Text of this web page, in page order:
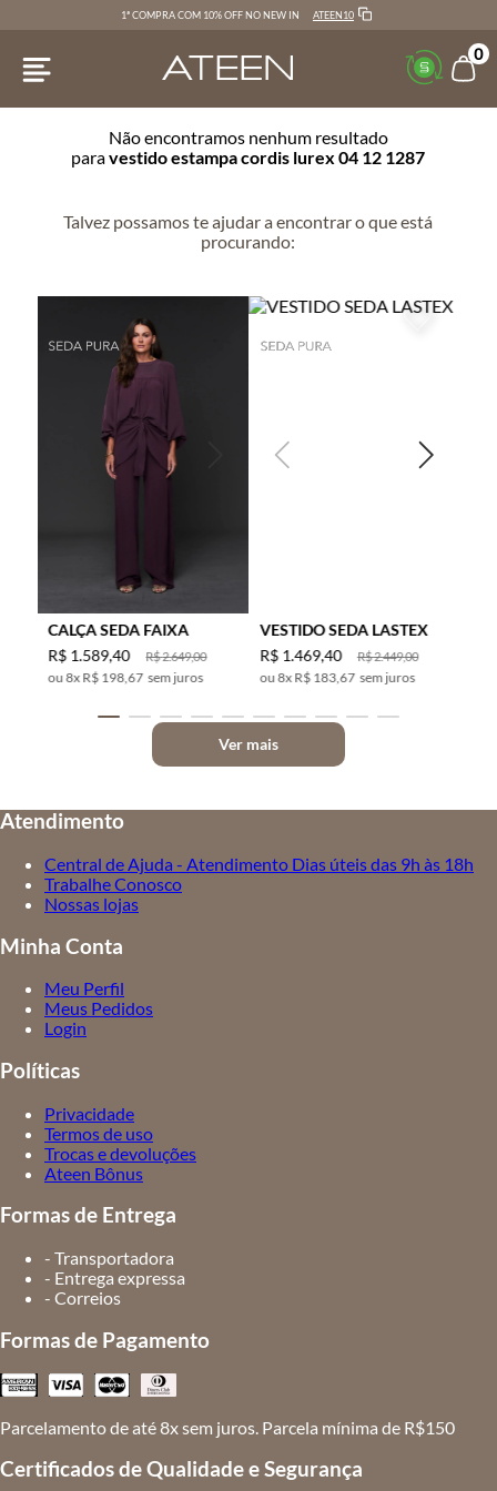
1ª COMPRA COM 10% OFF NO NEW IN ATEEN10
0
Não encontramos nenhum resultado
paravestido estampa cordis lurex 04 12 1287
Talvez possamos te ajudar a encontrar o que está
procurando:
CALÇA SEDA FAIXA
R$2.649,00
R$ 1.589,40
8x R$ 198,67 sem juros
VESTIDO SEDA LASTEX
R$2.449,00
R$ 1.469,40
8x R$ 183,67 sem juros
Ver mais
Atendimento
Central de Ajuda - Atendimento Dias úteis das 9h às 18h
Trabalhe Conosco
Nossas lojas
Minha Conta
Meu Perfil
Meus Pedidos
Login
Políticas
Privacidade
Termos de uso
Trocas e devoluções
Ateen Bônus
Formas de Entrega
- Transportadora
- Entrega expressa
- Correios
Formas de Pagamento
Parcelamento de até 8x sem juros. Parcela mínima de R$150
Certificados de Qualidade e Segurança